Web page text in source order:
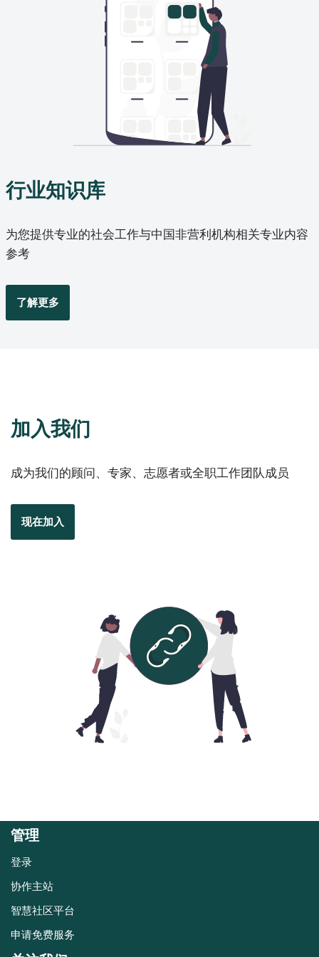
行业知识库
为您提供专业的社会工作与中国非营利机构相关专业内容
参考
了解更多
加入我们
成为我们的顾问、专家、志愿者或全职工作团队成员
现在加入
管理
登录
协作主站
智慧社区平台
申请免费服务